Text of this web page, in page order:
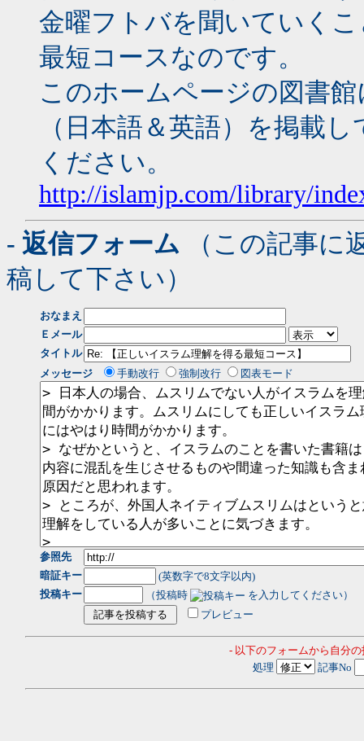
金曜フトバを聞いていく
最短コースなのです。
このホームページの図書
（日本語＆英語）を掲載
ください。
http://islamjp.com/library/
- 返信フォーム （この記事に
稿して下さい）
おなまえ
Ｅメール
タイトル
メッセージ
手動改行 強制改行 図表モード
参照先
暗証キー
(英数字で8文字以内)
投稿キー
（投稿時
を入力してください）
プレビュー
- 以下のフォームから自分
処理
記事No